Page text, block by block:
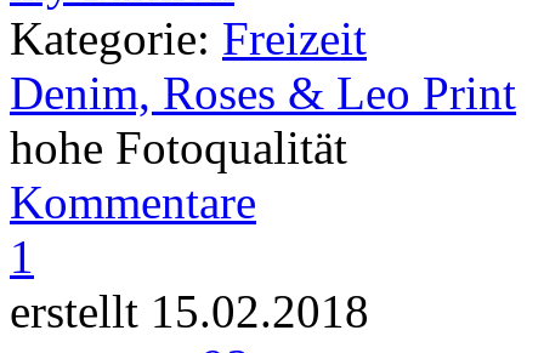
Kategorie: Freizeit
Denim, Roses & Leo Print
hohe Fotoqualität
Kommentare
1
erstellt 15.02.2018